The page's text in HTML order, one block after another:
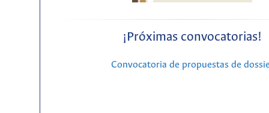
¡Próximas convocatorias!
Convocatoria de propuestas de